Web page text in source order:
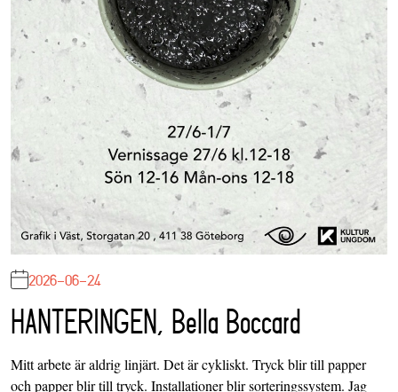
2026-06-24
HANTERINGEN, Bella Boccard
Mitt arbete är aldrig linjärt. Det är cykliskt. Tryck blir till papper
och papper blir till tryck. Installationer blir sorteringssystem. Jag